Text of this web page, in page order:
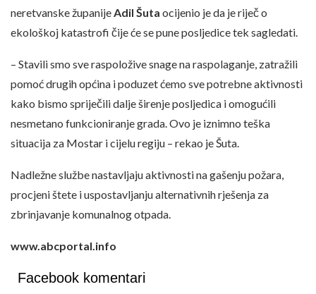
neretvanske županije Adil Šuta ocijenio je da je riječ o
ekološkoj katastrofi čije će se pune posljedice tek sagledati.
– Stavili smo sve raspoložive snage na raspolaganje, zatražili
pomoć drugih općina i poduzet ćemo sve potrebne aktivnosti
kako bismo spriječili dalje širenje posljedica i omogućili
nesmetano funkcioniranje grada. Ovo je iznimno teška
situacija za Mostar i cijelu regiju – rekao je Šuta.
Nadležne službe nastavljaju aktivnosti na gašenju požara,
procjeni štete i uspostavljanju alternativnih rješenja za
zbrinjavanje komunalnog otpada.
www.abcportal.info
Facebook komentari